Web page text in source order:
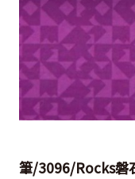
筆/3096/Rocks磐